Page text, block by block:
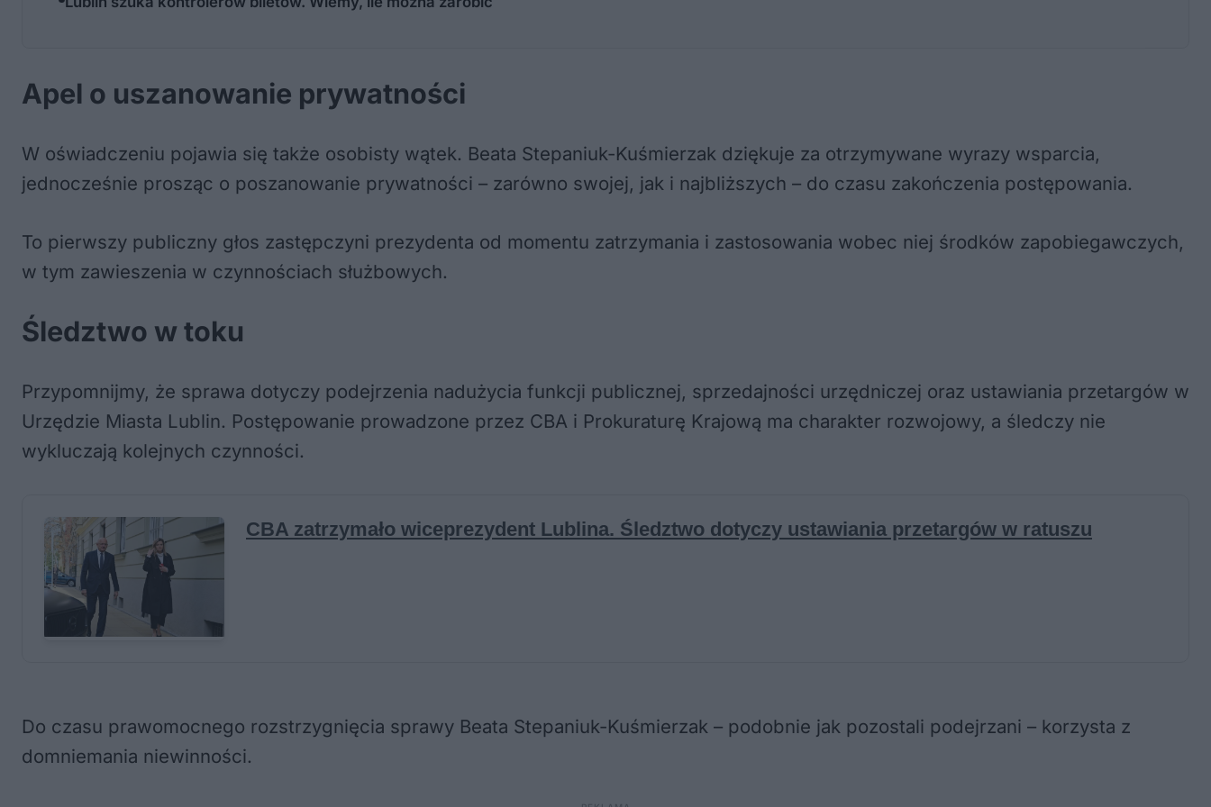
Apel o uszanowanie prywatności
W oświadczeniu pojawia się także osobisty wątek. Beata Stepaniuk-Kuśmierzak dziękuje za otrzymywane wyrazy wsparcia,
jednocześnie prosząc o poszanowanie prywatności – zarówno swojej, jak i najbliższych – do czasu zakończenia postępowania.
To pierwszy publiczny głos zastępczyni prezydenta od momentu zatrzymania i zastosowania wobec niej środków zapobiegawczych,
w tym zawieszenia w czynnościach służbowych.
Śledztwo w toku
Przypomnijmy, że sprawa dotyczy podejrzenia nadużycia funkcji publicznej, sprzedajności urzędniczej oraz ustawiania przetargów w
Urzędzie Miasta Lublin. Postępowanie prowadzone przez CBA i Prokuraturę Krajową ma charakter rozwojowy, a śledczy nie
wykluczają kolejnych czynności.
Do czasu prawomocnego rozstrzygnięcia sprawy Beata Stepaniuk-Kuśmierzak – podobnie jak pozostali podejrzani – korzysta z
domniemania niewinności.